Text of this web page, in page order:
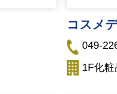
コスメ
049-
1F化